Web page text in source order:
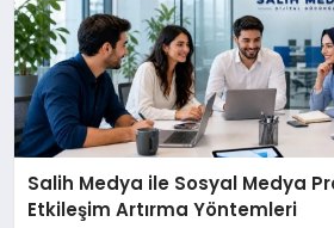
Salih Medya ile Sosyal Medya
Etkileşim Artırma Yöntemleri